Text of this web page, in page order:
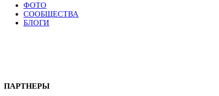
ФОТО
СООБЩЕСТВА
БЛОГИ
ПАРТНЕРЫ